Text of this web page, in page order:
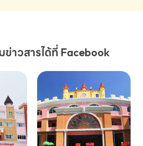
เรียนรู้
ข่าวสารได้ที่ Facebook